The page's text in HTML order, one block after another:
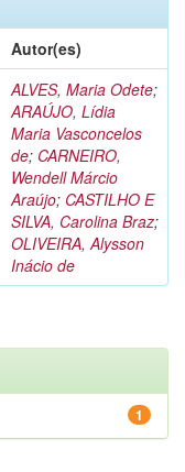
Autor(es)
ALVES, Maria Odete;
ARAÚJO, Lídia
Maria Vasconcelos
de; CARNEIRO,
Wendell Márcio
Araújo; CASTILHO E
SILVA, Carolina Braz;
OLIVEIRA, Alysson
Inácio de
1